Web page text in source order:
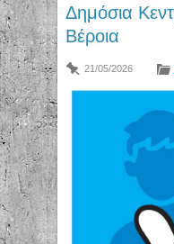
Δημόσια
Βέροια
21/05/2026